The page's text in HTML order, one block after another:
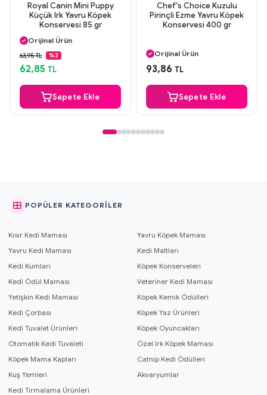
Royal Canin Mini Puppy
Küçük Irk Yavru Köpek
Konservesi 85 gr
Aynı Gün Kargo
Orijinal Ürün
Güvenli Ödeme
Aynı Gün Kargo
63,95 TL %2
62,85 TL
Sepete Ekle
Chef's Choice Kuzulu
Pirinçli Ezme Yavru Köpek
Konservesi 400 gr
Orijinal Ürün
Güvenli Ödeme
93,86 TL
Sepete Ekle
POPÜLER KATEGORILER
Kısır Kedi Maması
Yavru Köpek Maması
Yavru Kedi Maması
Kedi Maltları
Kedi Kumları
Köpek Konserveleri
Kedi Ödül Maması
Veteriner Kedi Maması
Yetişkin Kedi Maması
Köpek Kemik Ödülleri
Kedi Çorbası
Köpek Yaz Ürünleri
Kedi Tuvalet Ürünleri
Köpek Oyuncakları
Otomatik Kedi Tuvaleti
Özel Irk Köpek Maması
Köpek Mama Kapları
Catnip Kedi Ödülleri
Kuş Yemleri
Akvaryumlar
Kedi Tırmalama Ürünleri